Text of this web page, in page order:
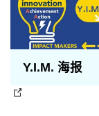
Y.I.M. 海报